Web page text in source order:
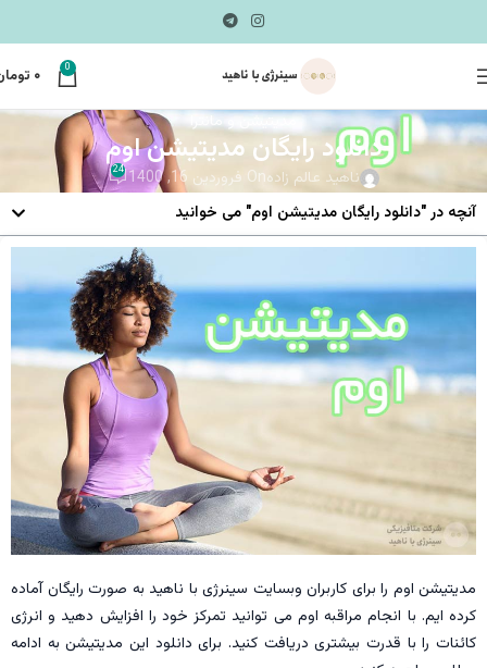
0 ۰
مدیتیشن و مانترا
دانلود رایگان مدیتیشن اوم
ناهید عالم زادهOn فروردین 16, 1400 24
آنچه در "دانلود رایگان مدیتیشن اوم" می خوانید
مدیتیشن اوم را برای کاربران وبسایت سینرژی با ناهید به صورت رایگان آماده
کرده ایم. با انجام مراقبه اوم می توانید تمرکز خود را افزایش دهید و انرژی
کائنات را با قدرت بیشتری دریافت کنید. برای دانلود این مدیتیشن به ادامه